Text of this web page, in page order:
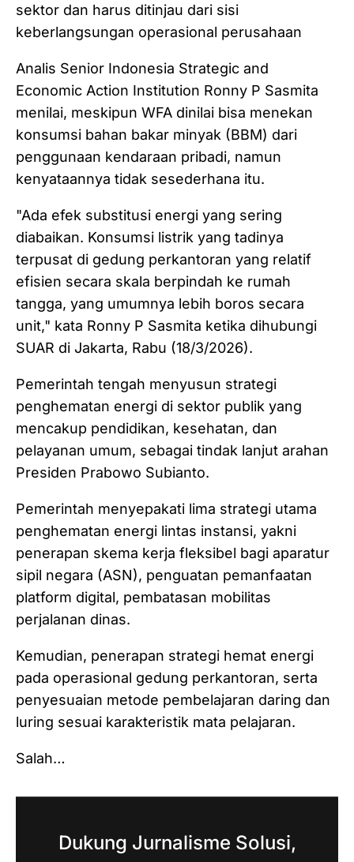
sektor dan harus ditinjau dari sisi
keberlangsungan operasional perusahaan
Analis Senior Indonesia Strategic and
Economic Action Institution Ronny P Sasmita
menilai, meskipun WFA dinilai bisa menekan
konsumsi bahan bakar minyak (BBM) dari
penggunaan kendaraan pribadi, namun
kenyataannya tidak sesederhana itu.
"Ada efek substitusi energi yang sering
diabaikan. Konsumsi listrik yang tadinya
terpusat di gedung perkantoran yang relatif
efisien secara skala berpindah ke rumah
tangga, yang umumnya lebih boros secara
unit," kata Ronny P Sasmita ketika dihubungi
SUAR di Jakarta, Rabu (18/3/2026).
Pemerintah tengah menyusun strategi
penghematan energi di sektor publik yang
mencakup pendidikan, kesehatan, dan
pelayanan umum, sebagai tindak lanjut arahan
Presiden Prabowo Subianto.
Pemerintah menyepakati lima strategi utama
penghematan energi lintas instansi, yakni
penerapan skema kerja fleksibel bagi aparatur
sipil negara (ASN), penguatan pemanfaatan
platform digital, pembatasan mobilitas
perjalanan dinas.
Kemudian, penerapan strategi hemat energi
pada operasional gedung perkantoran, serta
penyesuaian metode pembelajaran daring dan
luring sesuai karakteristik mata pelajaran.
Salah…
Dukung Jurnalisme Solusi,